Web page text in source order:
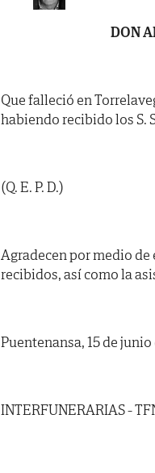
DON
Que falleció en
habiendo recibido los S.
(Q. E. P. D.)
Agradecen por medio
recibidos, así como la
Puentenansa, 15 de junio
INTERFUNERARIAS -